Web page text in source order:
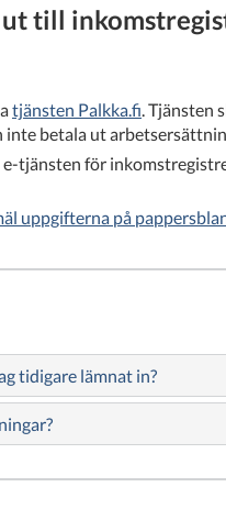
till
tjänsten Palkka.fi. Tjänsten
betala ut
tjänsten för
uppgifterna på
tidigare lämnat in?